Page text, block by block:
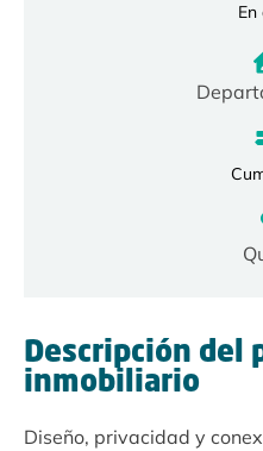
En
Descripción del
inmobiliario
Diseño, privacidad y